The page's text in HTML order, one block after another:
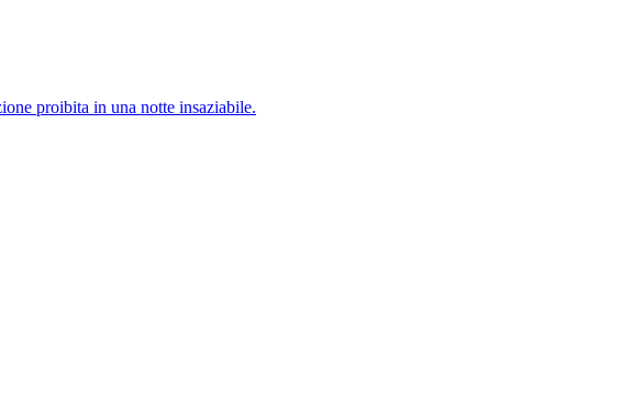
proibita in una notte insaziabile.